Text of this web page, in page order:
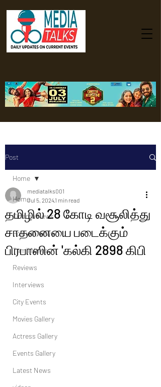
Post
Home
Cinema News
Political News
Tamil News
Reviews
Interviews
City Events
Movies Gallery
Actress Gallery
Events Gallery
Latest News
Home
தமிழில் 28 கோடி வசூலித்து
சாதனையை படைக்கும்
பிரபாஸின் 'கல்கி 2898 கிபி
mediatalks001
Jul 5, 20241 min read